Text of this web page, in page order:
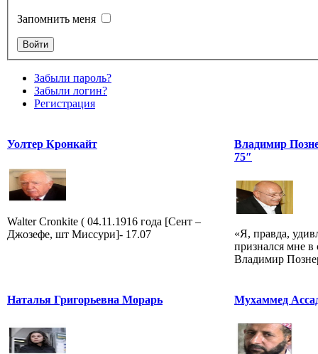
Запомнить меня
Забыли пароль?
Забыли логин?
Регистрация
Уолтер Кронкайт
Walter Cronkite ( 04.11.1916 года [Сент –
Джозефе, шт Миссури]- 17.07
Владимир
75″
«Я, правда,
признался мне
Владимир
Наталья Григорьевна Морарь Мухаммед